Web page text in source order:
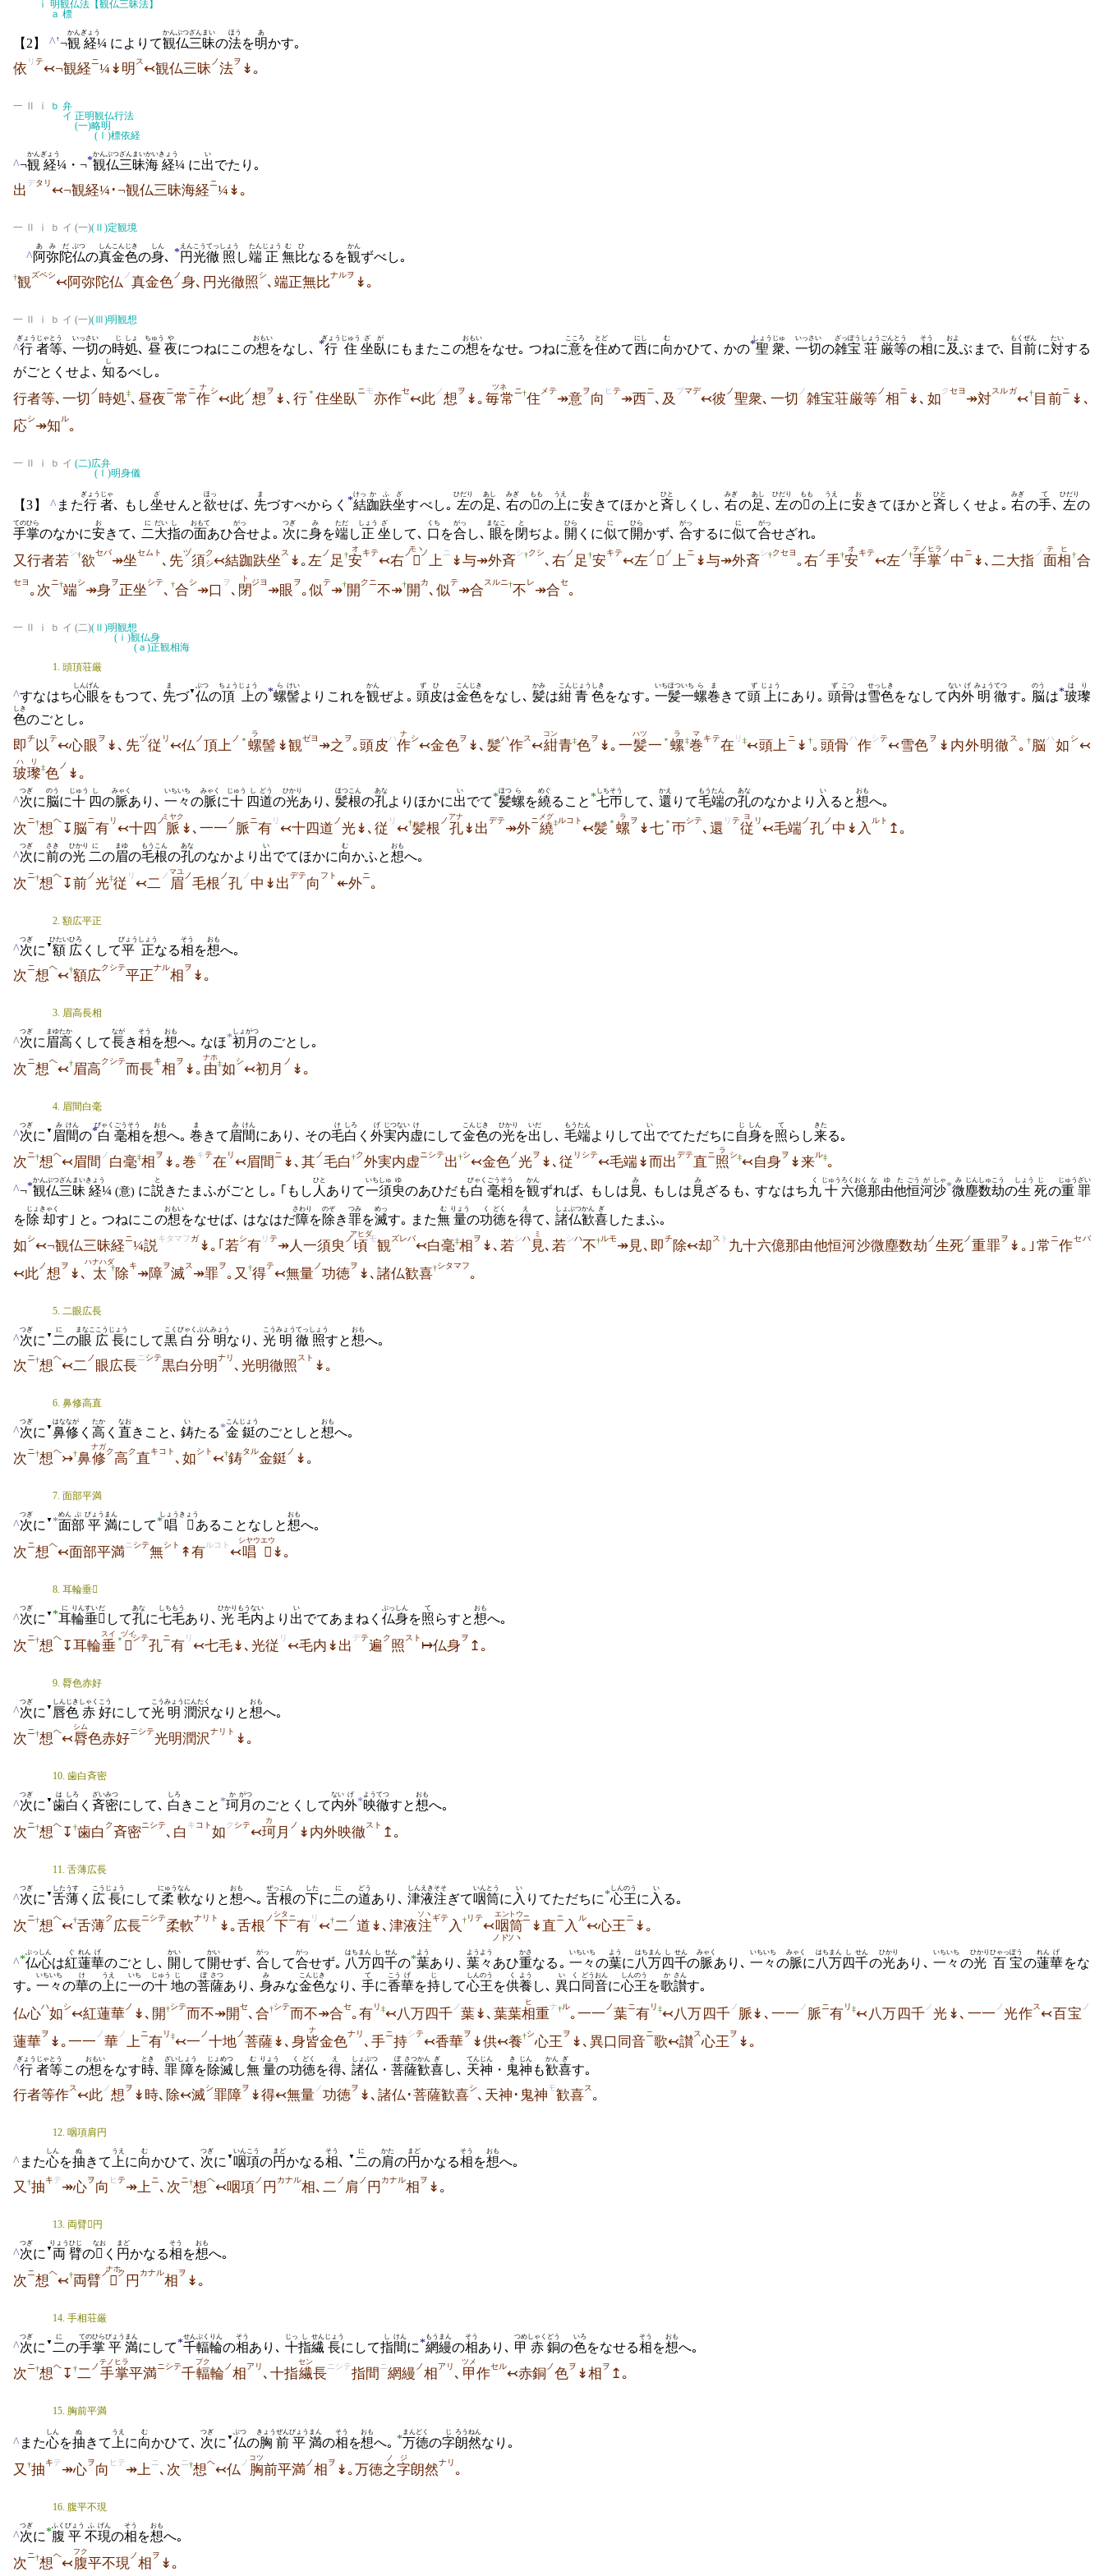
ⅰ 明観仏法【観仏三昧法】
ａ 標
【2】 ^ ↑¬観
かん
経
ぎょう
¼ によりて観仏
かんぶつ
三昧
ざんまい
の法
ほう
を明
あ
かす｡
依 リ テ↢¬観経 ニ¼↡明 ス↢観仏三昧 ノ法ヲ ↡｡
一 Ⅱ ⅰ ｂ 弁
イ 正明観仏行法
(一)略明
(Ⅰ)標依経
^¬観
かん
経
ぎょう
¼・¬*観仏
かんぶつ
三昧
ざんまい
海
かい
経
きょう
¼ に出
い
でたり｡
出 デタリ↢¬観経¼･¬観仏三昧海経 ニ¼↡｡
一 Ⅱ ⅰ ｂ イ (一)(Ⅱ)定観境
^阿
あ
弥陀
みだ
仏
ぶつ
の真
しん
金色
こんじき
の身
しん
､ *円光
えんこう
徹
てっ
照
しょう
し端
たん
正
じょう
無比
むひ
なるを観
かん
ずべし｡
†観ズベシ↢阿弥陀仏 ノ真金色 ノ身､円光徹照 シ､端正無比ナルヲ ↡｡
一 Ⅱ ⅰ ｂ イ (一)(Ⅲ)明観想
^行
ぎょう
者
じゃ
等
とう
､ 一切
いっさい
の時
じ
処
しょ
､ 昼
ちゅう
夜
や
につねにこの想
おもい
をなし､ *行住
ぎょうじゅう
坐臥
ざが
にもまたこの想
おもい
をなせ｡ つねに意
こころ
を住
とど
めて西
にし
に向
む
かひて､ かの*聖
しょう
衆
じゅ
､ 一切
いっさい
の雑宝
ざっぽう
荘
しょう
厳
ごん
等
とう
の相
そう
に 及
およ
ぶまで､ 目前
もくぜん
に対
たい
する
がごとくせよ､ 知
し
るべし｡
行者等､一切 ノ 時処‡､昼夜ニ常ニ作
ナ シ↢此ノ想ヲ ↡､行 ＊ 住坐臥ニモ亦作セ↢此ノ想ヲ ↡｡ 毎常
ツネ ニ†住メテ↠意ヲ向 ヒテ↠西ニ､及 ブマデ↢彼 ノ聖衆､一切 ノ雑宝荘厳等ノ相ニ ↡､如クセヨ ↠対スルガ↢ † 目前ニ ↡､
応シ↠知ル｡
一 Ⅱ ⅰ ｂ イ (二)広弁
(Ⅰ)明身儀
【3】 ^ また行
ぎょう
者
じゃ
､ もし坐
ざ
せんと欲
ほっ
せば､ 先
ま
づすべからく *結
けっ
跏
か
趺坐
ふざ
すべし｡ 左
ひだり
の足
あし
､右
みぎ
の
もも
の 上
うえ
に安
お
きてほかと 斉
ひと
しくし､右
みぎ
の足
あし
､ 左
ひだり
の
もも
の 上
うえ
に安
お
きてほかと 斉
ひと
しくせよ｡ 右
みぎ
の手
て
､ 左
ひだり
の
手掌
てのひら
のなかに安
お
きて､ 二
に
大
だい
指
し
の面
おもて
あひ合
がっ
せよ｡ 次
つぎ
に身
み
を端
ただ
し正
しょう
坐
ざ
して､ 口
くち
を合
がっ
し､ 眼
まなこ
を閉
と
ぢよ｡ 開
ひら
くに似
に
て 開
ひら
かず､合
がっ
するに似
に
て合
がっ
せざれ｡
又行者若シ†欲セバ↠坐セムト ､先ヅ須ク
シ↢結跏趺坐ス ↡｡左 ノ 足 †安
オ キテ↢右 ノ
モヽノ 上 ニ ↡与↠外斉シ†クシ､右 ノ 足 †安キテ↢左 ノ  ノ 上ニ ↡与↠外斉シ†クセヨ ｡右 ノ手†安
オ キテ↢左 ノ †手掌
テノヒラ ノ 中ニ ↡､二大指 ノ面
テ
相
ヒ
†合
セヨ ｡次ニ†端シ↠身ヲ正坐シテ､ †合シ↠口 ヲ ､ 閉
ト ジヨ ↠眼ヲ｡似テ↠† 開 クニ不↠† 開 カ､似テ↠合スルニ†不レ↠合セ｡
一 Ⅱ ⅰ ｂ イ (二)(Ⅱ)明観想
(ⅰ)観仏身
(ａ)正観相海
1. 頭頂荘厳
^すなはち心眼
しんげん
をもつて､ 先
ま
づ▼仏
ぶつ
の頂
ちょう
上
じょう
の*螺
ら
髻
けい
よりこれを観
かん
ぜよ｡ 頭皮
ずひ
は金色
こんじき
をなし､ 髪
かみ
は紺
こん
青
じょう
色
しき
をなす｡ 一髪
いちほつ
一
いち
螺
ら
巻
ま
きて頭
ず
上
じょう
にあり｡ 頭
ず
骨
こつ
は雪色
せっしき
をなして内
ない
外
げ
明
みょう
徹
てつ
す｡ 脳
のう
は*玻瓈
はり
色
しき
のごとし｡
即チ以テ↢心眼ヲ ↡､先ヅ従 リ↢仏 ノ頂上 ノ ＊ 螺
ラ
髻↡観ゼヨ ↠之 ヲ｡頭皮ハ作
ナ シ↢金色ヲ ↡､髪ハ作ス↢紺
コン
青‡色ヲ ↡｡一髪
ハツ
一 ＊ 螺
ラ
‡巻
マ キテ在 リ ‡↢頭上 ニ ↡ †｡頭骨 ハ作シテ↢雪色ヲ ↡内外明徹 ス ｡ † 脳 ハ如 シ↢
玻瓈
ハリ
‡色ノ ↡｡
^次
つぎ
に 脳
のう
に十
じゅう
四
し
の脈
みゃく
あり､ 一々
いちいち
の脈
みゃく
に十
じゅう
四
し
道
どう
の光
ひかり
あり､ 髪根
ほつこん
の孔
あな
よりほかに出
い
でて*髪
ほつ
螺
ら
を繞
めぐ
ること*七帀
しちそう
して､ 還
かえ
りて毛端
もうたん
の孔
あな
のなかより 入
い
ると想
おも
へ｡
次ニ†想ヘ ↧脳ニ有リ↢十四 ノ脈
ミヤク
↡､一一 ノ 脈ニ有リ ↢十四道 ノ光↡､従 リ ↢†髪根 ノ 孔
アナ
↡出デテ↠外ニ繞
メグ
‡ルコト↢髪 ＊ 螺
ラ ヲ ↡七 ＊ 帀シテ､還 リ テ従
ヨ リ↢毛端ノ孔ノ 中↡入 ルト ↥｡
^次
つぎ
に前
さき
の光
ひかり
二
に
の眉
まゆ
の毛根
もうこん
の孔
あな
のなかより 出
い
でてほかに向
む
かふと想
おも
へ｡
次ニ†想ヘ ↧前ノ光‡従 リ ↢二 ノ 眉
マユ ノ毛根 ノ孔ノ 中↡出デテ向 フト↞外ニ｡
2. 額広平正
^次
つぎ
に ▼額
ひたい
広
ひろ
くして平正
びょうしょう
なる相
そう
を想
おも
へ｡
次ニ想ヘ↢†額広クシテ平正ナル相ヲ ↡｡
3. 眉高長相
^次
つぎ
に 眉
まゆ
高
たか
くして長
なが
き相
そう
を想
おも
へ｡ なほ*初月
しょがつ
のごとし｡
次 ニ想ヘ↢† 眉高クシテ而長キ相ヲ ↡｡ 由
ナホ
‡如シ↢初月 ノ ↡｡
4. 眉間白毫
^次
つぎ
に ▼ 眉
み
間
けん
の*白
びゃく
毫
ごう
相
そう
を想
おも
へ｡ 巻
ま
きて 眉
み
間
けん
にあり､ その毛
け
白
しろ
く 外
げ
実
じつ
内
ない
虚
け
にして金色
こんじき
の光
ひかり
を出
いだ
し､ 毛端
もうたん
よりして出
い
でてただちに 自
じ
身
しん
を照
て
らし来
きた
る｡
次 ニ †想ヘ↢眉間 ノ 白毫‡相 ヲ ↡｡巻キテ在 リ↢眉間 ニ ↡､其 ノ毛白 †ク外実内虚 ニシテ出 †シ↢金色 ノ光ヲ ↡､従 リシテ↢毛端↡而出デテ直 ニ 照
ラ シ‡↢自身ヲ ↡来ル‡｡
^¬*観仏
かんぶつ
三昧
ざんまい
経
きょう
¼ (意) に説
と
きたまふがごとし｡ ｢もし 人
ひと
ありて一
いち
須
しゅ
臾
ゆ
のあひだも白
びゃく
毫
ごう
相
そう
を観
かん
ずれば､ もしは 見
み
､ もしは 見
み
ざるも､ すなはち九
く
十
じゅう
六
ろく
億
おく
那由他
なゆた
恒
ごう
河
が
沙
しゃ *微
み
塵
じん
数
しゅ
劫
こう
の生
しょう
死
じ
の重
じゅう
罪
ざい
を除
じょ
却
きゃく
す｣ と｡ つねにこの想
おもい
をなせば､ はなはだ障
さわり
を除
のぞ
き罪
つみ
を滅
めっ
す｡ また無
む
量
りょう
の功
く
徳
どく
を得
え
て､ 諸仏
しょぶつ
歓
かん
喜
ぎ
したまふ｡
如シ↢¬観仏三昧経 ニ¼説キタマフガ ↡｡｢若シ有リ テ↠人一須臾 ノ頃
アヒダモ観ズレバ↢白毫‡相 ヲ ↡､若シハ 見
ミ
､若シハ不†ルモ↠見､即チ除↢却ス ト 九十六億那由他恒河沙微塵数劫 ノ生死 ノ重罪ヲ ↡｡｣常 ニ作セバ
↢此 ノ想 ヲ ↡､ 太
ハナハダ
† 除キ↠障ヲ滅ス ↠罪ヲ｡又 †得テ↢無量 ノ功徳ヲ ↡､諸仏歓喜†シタマフ｡
5. 二眼広長
^次
つぎ
に ▼ 二
に
の眼
まなこ
広
こう
長
じょう
にして黒
こく
白
びゃく
分
ぶん
明
みょう
なり､ 光
こう
明
みょう
徹
てっ
照
しょう
すと想
おも
へ｡
次ニ†想ヘ↢二 ノ 眼広長ニシテ黒白分明ナリ ､光明徹照 スト ↡｡
6. 鼻修高直
^次
つぎ
に ▼鼻
はな
修
なが
く 高
たか
く 直
なお
きこと､ 鋳
い
たる*金
こん
鋌
じょう
のごとしと想
おも
へ｡
次 ニ †想ヘ↣†鼻修
ナガク高ク直キコト ､如シト↢†鋳タル金鋌 ノ ↡｡
7. 面部平満
^次
つぎ
に ▼ *面
めん
部
ぶ
平
びょう
満
まん
にして*唱
しょうきょう
あることなしと想
おも
へ｡
次 ニ想ヘ↢面部平満ニ シテ無シト ↟有ルコト ↢唱
シヤウ

エウ
↡｡
8. 耳輪垂
^次
つぎ
に ▼*耳
に
輪
りん
垂
すい

だ
して孔
あな
に七毛
しちもう
あり､ 光
ひかり
毛内
もうない
より 出
い
でてあまねく 仏身
ぶっしん
を照
て
らすと想
おも
へ｡
次ニ†想ヘ ↧耳輪垂
スイ
＊ 
ヅイシテ孔ニ有リ ↢七毛↡､光従 リ ↢毛内↡出 デテ遍 ク照 スト ↦仏身ヲ ↥｡
9. 脣色赤好
^次
つぎ
に ▼ 唇色
しんじき
赤
しゃく
好
こう
にして光
こう
明
みょう
潤沢
にんたく
なりと想
おも
へ｡
次 ニ †想ヘ↢脣
シム
色赤好ニシテ光明潤沢ナリト ↡｡
10. 歯白斉密
^次
つぎ
に ▼歯
は
白
しろ
く 斉密
ざいみつ
にして､ 白
しろ
きこと *珂
か
月
がつ
のごとくして内
ない
外
げ *映徹
ようてつ
すと想
おも
へ｡
次 ニ †想ヘ ↧ †歯白 ク斉密ニシテ､白 キコト如ク シテ↢珂
カ
月 ノ ↡内外映徹スト ↥｡
11. 舌薄広長
^次
つぎ
に ▼舌
した
薄
うす
く 広
こう
長
じょう
にして柔
にゅう
軟
なん
なりと想
おも
へ｡ 舌根
ぜっこん
の下
した
に 二
に
の道
どう
あり､ 津液
しんえき
注
そそ
ぎて咽筒
いんとう
に 入
い
りてただちに*心王
しんのう
に 入
い
る｡
次ニ†想ヘ↢†舌薄ク 広長ニシテ柔軟ナリト ↡｡舌根 ノ 下
シタニ有リ ↢† 二 ノ道↡､津液注
ソヽ ギテ 入 † リテ↢咽
エン
ノド
筒
トウ
ツヽ
ニ ↡直ニ 入ル↢心王ニ ↡｡
^*仏心
ぶっしん
は紅
ぐ
蓮
れん
華
げ
のごとし､ 開
かい
して 開
かい
せず､ 合
がっ
して合
がっ
せず｡ 八万
はちまん
四
し
千
せん
の*葉
よう
あり､ 葉々
ようよう
あひ重
かさ
なる｡ 一々
いちいち
の葉
よう
に八万
はちまん
四
し
千
せん
の脈
みゃく
あり､一々
いちいち
の脈
みゃく
に八万
はちまん
四
し
千
せん
の光
ひかり
あり､一々
いちいち
の光
ひかり
百
ひゃっ
宝
ぽう
の蓮
れん
華
げ
をな
す｡ 一々
いちいち
の華
け
の上
うえ
に一
いち
の十
じゅう
地
じ
の菩
ぼ
薩
さつ
あり､ 身
み
みな金色
こんじき
なり､ 手
て
に香
こう
華
げ
を持
じ
して心王
しんのう
を供
く
養
よう
し､ 異口
いく
同音
どうおん
に心王
しんのう
を歌
か
讃
さん
す｡
仏心ハ如シ↢紅蓮華 ノ ↡､開 †シテ而不↠開セ､合†シテ而不↠合セ｡有リ ‡↢八万四千 ノ葉↡､葉葉相
ヒ
重ナ†ル｡一一 ノ葉ニ有リ ‡↢八万四千 ノ 脈↡､一一 ノ 脈ニ 有リ‡↢八万四千 ノ 光↡､一一 ノ 光作ス ↢百宝 ノ
蓮華ヲ ↡｡一一 ノ華 ノ 上 ニ有リ ‡↢一 ノ十地 ノ菩薩↡､身皆
ナ
金色ナリ ､手ニ持シテ↢香華ヲ ↡供↢養†シ心王ヲ ↡､異口同音ニ歌↢讃ス心王ヲ ↡｡
^行
ぎょう
者
じゃ
等
とう
この想
おもい
をなす時
とき
､ 罪
ざい
障
しょう
を除滅
じょめつ
し無
む
量
りょう
の功
く
徳
どく
を得
え
､ 諸仏
しょぶつ
・ 菩
ぼ
薩
さつ
歓
かん
喜
ぎ
し､ 天神
てんじん
・ 鬼
き
神
じん
も歓
かん
喜
ぎ
す｡
行者等作ス↢此 ノ想ヲ ↡時､除↢滅シ罪障ヲ ↡得↢無量 ノ功徳ヲ ↡､諸仏･菩薩歓喜シ､天神･鬼神モ歓喜ス｡
12. 咽項肩円
^ また心
しん
を抽
ぬ
きて 上
うえ
に向
む
かひて､ 次
つぎ
に ▼ 咽項
いんこう
の円
まど
かなる相
そう
､ ▼ 二
に
の肩
かた
の円
まど
かなる相
そう
を想
おも
へ｡
又 †抽キ テ ↠心ヲ向 ヒテ↠上ニ ､次 ニ †想ヘ↢咽項 ノ 円 カナル相､二 ノ 肩 ノ 円 カナル相ヲ ↡｡
13. 両臂円
^次
つぎ
に ▼ 両
りょう
臂
ひじ
の
なお
く 円
まど
かなる相
そう
を想
おも
へ｡
次ニ想ヘ↢†両臂ノ
ナホク 円 カナル相ヲ ↡｡
14. 手相荘厳
^次
つぎ
に ▼ 二
に
の手
ての
掌
ひら
平
びょう
満
まん
にして*千
せん
輻輪
ぷくりん
の相
そう
あり､ 十
じっ
指
し
繊
せん
長
じょう
にして指
し
間
けん
に*網縵
もうまん
の相
そう
あり､ 甲
つめ
赤
しゃく
銅
どう
の色
いろ
をなせる相
そう
を想
おも
へ｡
次 ニ †想ヘ ↧ †二 ノ 手掌
テノヒラ
平満ニシテ千輻
プク
輪 ノ相 アリ ､十指繊
セン
長ニシテ指間 ニ網縵 ノ相 アリ ､ 甲
ツメ
作セル↢赤銅 ノ色ヲ ↡相 ヲ ↥｡
15. 胸前平満
^ また心
しん
を抽
ぬ
きて 上
うえ
に向
む
かひて､ 次
つぎ
に ▼仏
ぶつ
の胸
きょう
前
ぜん
平
びょう
満
まん
の相
そう
を想
おも
へ｡*万徳
まんどく
の字
じ
朗然
ろうねん
なり｡
又 †抽キ テ ↠心ヲ向 ヒテ ↠上ニ ､次 ニ †想ヘ↢仏 ノ 胸
コツ
前平満 ノ相ヲ ↡｡万徳之
ノ
字
ジ
朗然ナリ｡
16. 腹平不現
^次
つぎ
に*腹
ふく
平
びょう
不
ふ
現
げん
の相
そう
を想
おも
へ｡
次ニ†想ヘ↢腹
フク
平不現 ノ相ヲ ↡｡